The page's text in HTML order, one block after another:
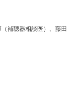
補聴器相談医）、藤田